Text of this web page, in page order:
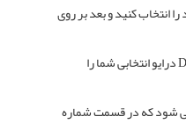
انتخاب کنید و بعد بر روی
در مرحله بعد برنامه Disk Cleanup درایو انتخابی شما را
شود که در قسمت شماره